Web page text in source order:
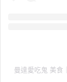
曼達愛吃鬼 美食